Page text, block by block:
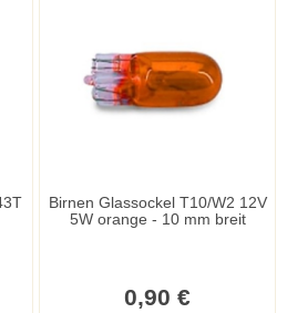
Birnen Glassockel T10/W2 12V
5W orange - 10 mm breit
0,90 €